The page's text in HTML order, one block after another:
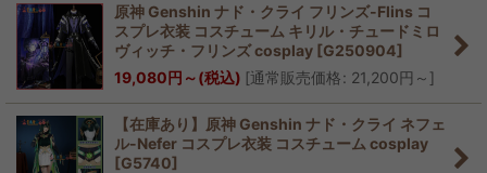
原神 Genshin ナド・クライ フリンズ-Flins コ
スプレ衣装 コスチューム キリル・チュードミロ
ヴィッチ・フリンズ cosplay [G250904]
19,080円 ～(税込) [通常販売価格: 21,200円 ～ ]
【在庫あり】原神 Genshin ナド・クライ ネフェ
ル-Nefer コスプレ衣装 コスチューム cosplay
[G5740]